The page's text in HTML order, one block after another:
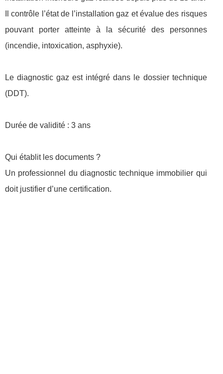
Il contrôle l’état de l’installation gaz et évalue des risques
pouvant porter atteinte à la sécurité des personnes
(incendie, intoxication, asphyxie).
Le diagnostic gaz est intégré dans le dossier technique
(DDT).
Durée de validité : 3 ans
Qui établit les documents ?
Un professionnel du diagnostic technique immobilier qui
doit justifier d’une certification.